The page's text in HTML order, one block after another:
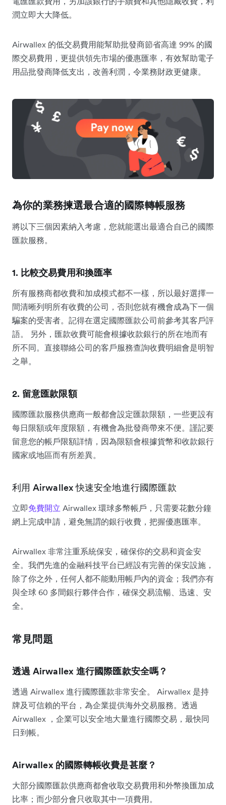
潤立即大大降低。
Airwallex 的低交易費用能幫助批發商節省高達 99% 的國
際交易費用，更提供領先市場的優惠匯率，有效幫助電子
用品批發商降低支出，改善利潤，令業務財政更健康。
為你的業務揀選最合適的國際轉帳服務
將以下三個因素納入考慮，您就能選出最適合自己的國際
匯款服務。
1. 比較交易費用和換匯率
所有服務商都收費和加成模式都不一樣，所以最好選擇一
間清晰列明所有收費的公司，否則您就有機會成為下一個
騙案的受害者。記得在選定國際匯款公司前參考其客戶評
語。 另外，匯款收費可能會根據收款銀行的所在地而有
所不同。直接聯絡公司的客戶服務查詢收費明細會是明智
之舉。
2. 留意匯款限額
國際匯款服務供應商一般都會設定匯款限額，一些更設有
每日限額或年度限額，有機會為批發商帶來不便。謹記要
留意您的帳戶限額詳情，因為限額會根據貨幣和收款銀行
國家或地區而有所差異。
利用 Airwallex 快速安全地進行國際匯款
立即免費開立 Airwallex 環球多幣帳戶，只需要花數分鐘
網上完成申請，避免無謂的銀行收費，把握優惠匯率。
Airwallex 非常注重系統保安，確保你的交易和資金安
全。我們先進的金融科技平台已經設有完善的保安設施，
除了你之外，任何人都不能動用帳戶內的資金；我們亦有
與全球 60 多間銀行夥伴合作，確保交易流暢、迅速、安
全。
常見問題
透過 Airwallex 進行國際匯款安全嗎？
透過 Airwallex 進行國際匯款非常安全。 Airwallex 是持
牌及可信賴的平台，為企業提供海外交易服務。透過
Airwallex ，企業可以安全地大量進行國際交易，最快同
日到帳。
Airwallex 的國際轉帳收費是甚麼？
大部分國際匯款供應商都會收取交易費用和外幣換匯加成
比率；而少部分會只收取其中一項費用。